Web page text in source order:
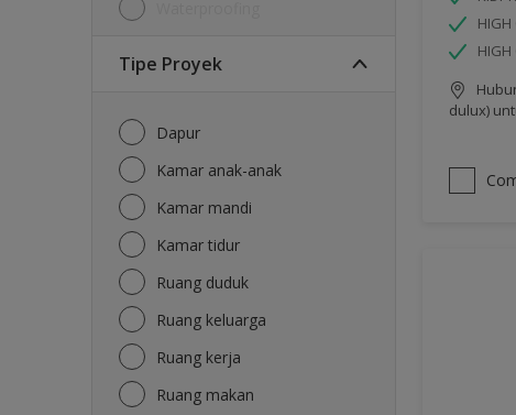
Tipe Proyek
Dapur
Kamar anak-anak
Kamar mandi
Kamar tidur
Ruang duduk
Ruang keluarga
Ruang kerja
Ruang makan
HIGH
HIGH
dulux)